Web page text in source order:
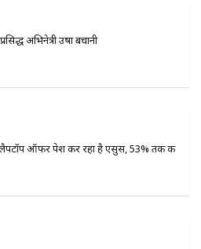
अभिनेत्री उषा बचानी
लैपटॉप ऑफर पेश कर रहा है एसुस, 53% तक की